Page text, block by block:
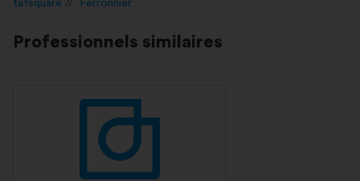
tafsquare Ferronnier
Professionnels similaires